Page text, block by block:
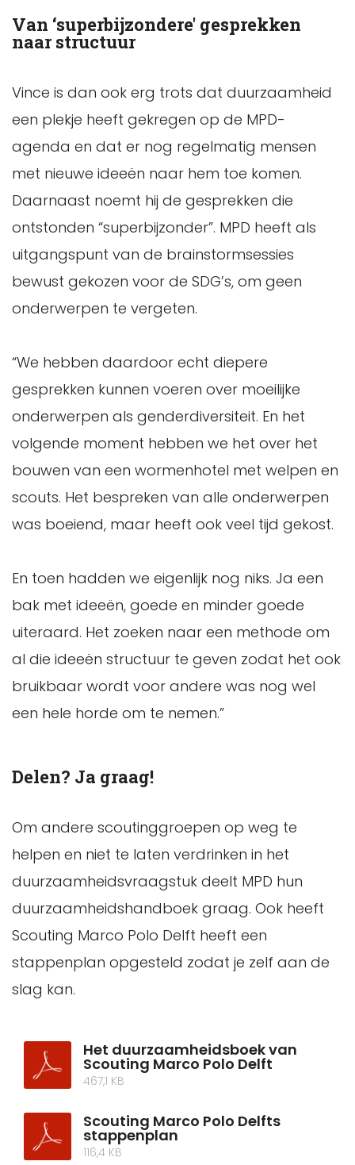
Van ‘superbijzondere' gesprekken
naar structuur
Vince is dan ook erg trots dat duurzaamheid
een plekje heeft gekregen op de MPD-
agenda en dat er nog regelmatig mensen
met nieuwe ideeën naar hem toe komen.
Daarnaast noemt hij de gesprekken die
ontstonden “superbijzonder”. MPD heeft als
uitgangspunt van de brainstormsessies
bewust gekozen voor de SDG’s, om geen
onderwerpen te vergeten.
“We hebben daardoor echt diepere
gesprekken kunnen voeren over moeilijke
onderwerpen als genderdiversiteit. En het
volgende moment hebben we het over het
bouwen van een wormenhotel met welpen en
scouts. Het bespreken van alle onderwerpen
was boeiend, maar heeft ook veel tijd gekost.
En toen hadden we eigenlijk nog niks. Ja een
bak met ideeën, goede en minder goede
uiteraard. Het zoeken naar een methode om
al die ideeën structuur te geven zodat het ook
bruikbaar wordt voor andere was nog wel
een hele horde om te nemen.”
Delen? Ja graag!
Om andere scoutinggroepen op weg te
helpen en niet te laten verdrinken in het
duurzaamheidsvraagstuk deelt MPD hun
duurzaamheidshandboek graag. Ook heeft
Scouting Marco Polo Delft heeft een
stappenplan opgesteld zodat je zelf aan de
slag kan.
Het duurzaamheidsboek van
Scouting Marco Polo Delft
467,1 KB
Scouting Marco Polo Delfts
stappenplan
116,4 KB